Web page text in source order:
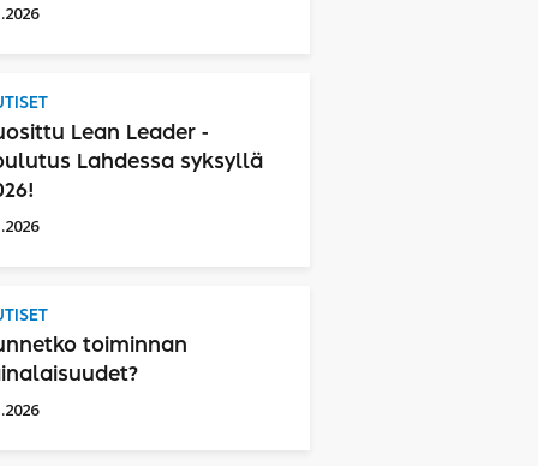
Lean Leader -
Lahdessa syksyllä
toiminnan